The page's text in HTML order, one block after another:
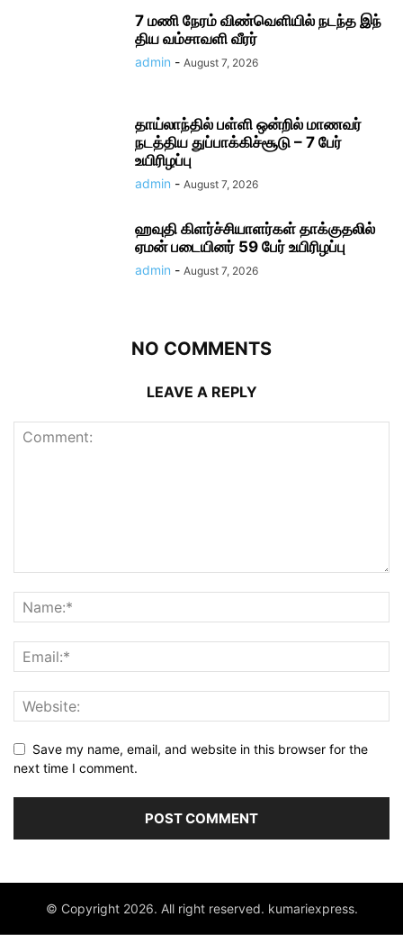
7 மணி நேரம் விண்​வெளியில் நடந்த இந்​
திய வம்​சாவளி வீரர்
admin - August 7, 2026
தாய்லாந்தில் பள்ளி ஒன்றில் மாணவர்
நடத்திய துப்பாக்கிச்சூடு – 7 பேர்
உயிரிழப்பு
admin - August 7, 2026
ஹவுதி கிளர்ச்சியாளர்கள் தாக்குதலில்
ஏமன் படையினர் 59 பேர் உயிரிழப்பு
admin - August 7, 2026
NO COMMENTS
LEAVE A REPLY
Save my name, email, and website in this browser for the
next time I comment.
© Copyright 2026. All right reserved. kumariexpress.